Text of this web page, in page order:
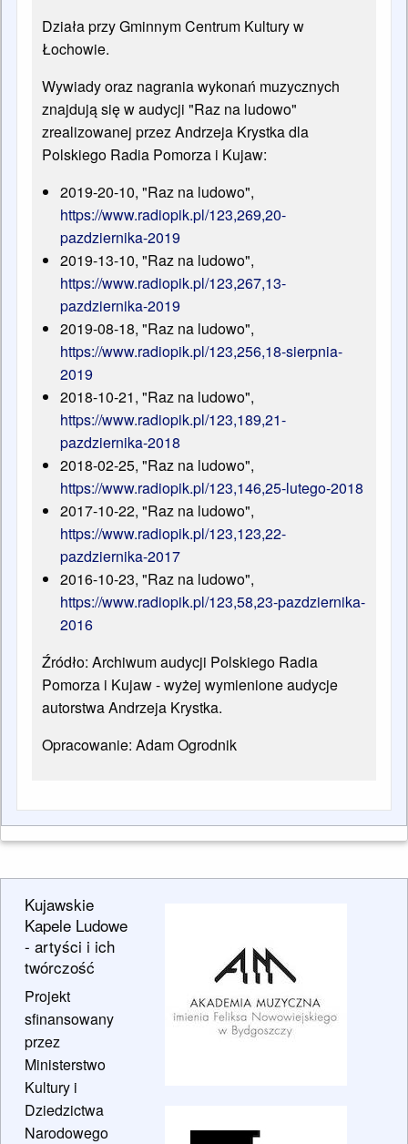
Działa przy Gminnym Centrum Kultury w
Łochowie.
Wywiady oraz nagrania wykonań muzycznych
znajdują się w audycji "Raz na ludowo"
zrealizowanej przez Andrzeja Krystka dla
Polskiego Radia Pomorza i Kujaw:
2019-20-10, "Raz na ludowo",
https://www.radiopik.pl/123,269,20-
pazdziernika-2019
2019-13-10, "Raz na ludowo",
https://www.radiopik.pl/123,267,13-
pazdziernika-2019
2019-08-18, "Raz na ludowo",
https://www.radiopik.pl/123,256,18-sierpnia-
2019
2018-10-21, "Raz na ludowo",
https://www.radiopik.pl/123,189,21-
pazdziernika-2018
2018-02-25, "Raz na ludowo",
https://www.radiopik.pl/123,146,25-lutego-2018
2017-10-22, "Raz na ludowo",
https://www.radiopik.pl/123,123,22-
pazdziernika-2017
2016-10-23, "Raz na ludowo",
https://www.radiopik.pl/123,58,23-pazdziernika-
2016
Źródło: Archiwum audycji Polskiego Radia
Pomorza i Kujaw - wyżej wymienione audycje
autorstwa Andrzeja Krystka.
Opracowanie: Adam Ogrodnik
Kujawskie
Kapele Ludowe
- artyści i ich
twórczość
Projekt
sfinansowany
przez
Ministerstwo
Kultury i
Dziedzictwa
Narodowego